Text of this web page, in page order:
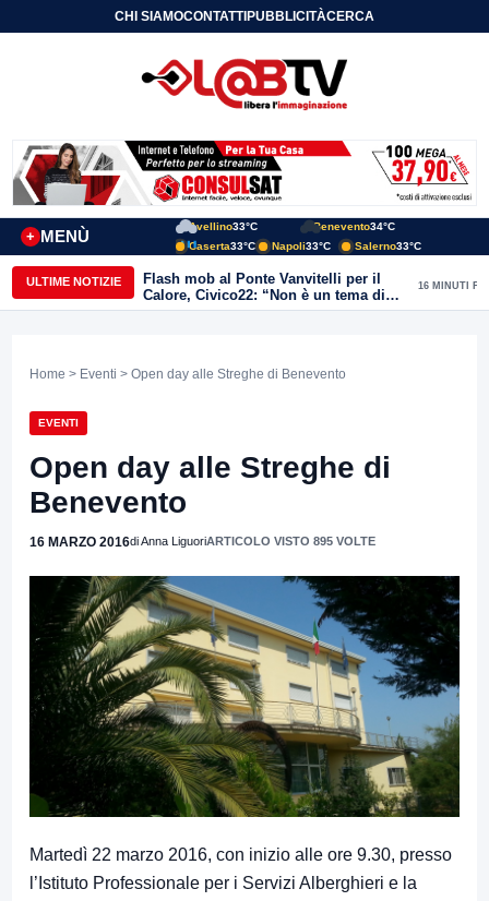
CHI SIAMOCONTATTIPUBBLICITÀCERCA
MENÙ
+
Avellino33°C Benevento34°C
Caserta33°C Napoli33°C Salerno33°C
ULTIME NOTIZIE
Flash mob al Ponte Vanvitelli per il
Calore, Civico22: “Non è un tema di
quartiere, riguarda tutta Benevento”
16 MINUTI FA
Home > Eventi > Open day alle Streghe di Benevento
EVENTI
Open day alle Streghe di
Benevento
16 MARZO 2016di Anna LiguoriARTICOLO VISTO 895 VOLTE
Martedì 22 marzo 2016, con inizio alle ore 9.30, presso
l’Istituto Professionale per i Servizi Alberghieri e la